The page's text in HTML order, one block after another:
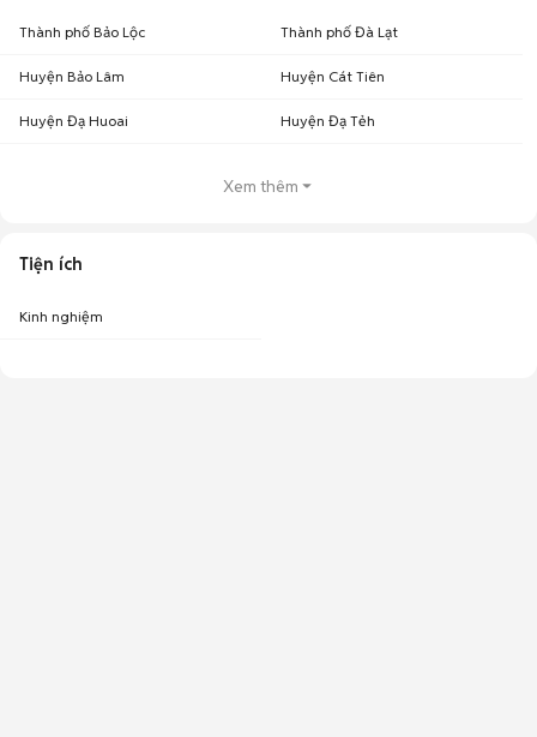
Thành phố Bảo Lộc Thành phố Đà Lạt
Huyện Bảo Lâm Huyện Cát Tiên
Huyện Đạ Huoai Huyện Đạ Tẻh
Xem thêm
Tiện ích
Kinh nghiệm